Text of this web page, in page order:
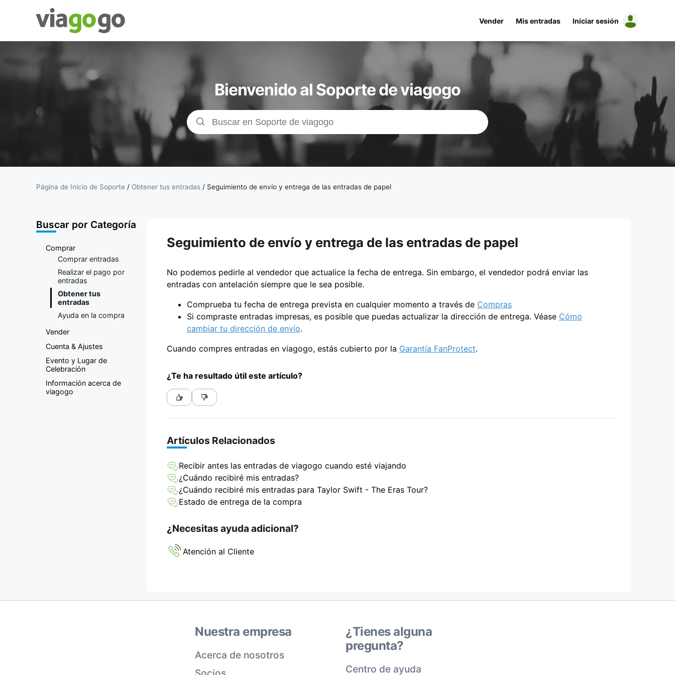
Entradas
para
Conciertos,
Deporte y
Teatro |
viagogo, el
compraventa
de entradas
Vender Mis entradas Iniciar sesión
Bienvenido al Soporte de viagogo
Página de Inicio de Soporte / Obtener tus entradas / Seguimiento de envío y entrega de las entradas de papel
Buscar por Categoría
Comprar
Comprar entradas
Realizar el pago por
entradas
Obtener tus
entradas
Ayuda en la compra
Vender
Cuenta & Ajustes
Evento y Lugar de
Celebración
Información acerca de
viagogo
Seguimiento de envío y entrega de las entradas de papel
No podemos pedirle al vendedor que actualice la fecha de entrega. Sin embargo, el vendedor podrá enviar las
entradas con antelación siempre que le sea posible.
Comprueba tu fecha de entrega prevista en cualquier momento a través de Compras
Si compraste entradas impresas, es posible que puedas actualizar la dirección de entrega. Véase Cómo
cambiar tu dirección de envío.
Cuando compres entradas en viagogo, estás cubierto por la Garantía FanProtect.
¿Te ha resultado útil este artículo?
Artículos Relacionados
Recibir antes las entradas de viagogo cuando esté viajando
¿Cuándo recibiré mis entradas?
¿Cuándo recibiré mis entradas para Taylor Swift - The Eras Tour?
Estado de entrega de la compra
¿Necesitas ayuda adicional?
Atención al Cliente
Nuestra empresa
Acerca de nosotros
¿Tienes alguna
pregunta?
Centro de ayuda